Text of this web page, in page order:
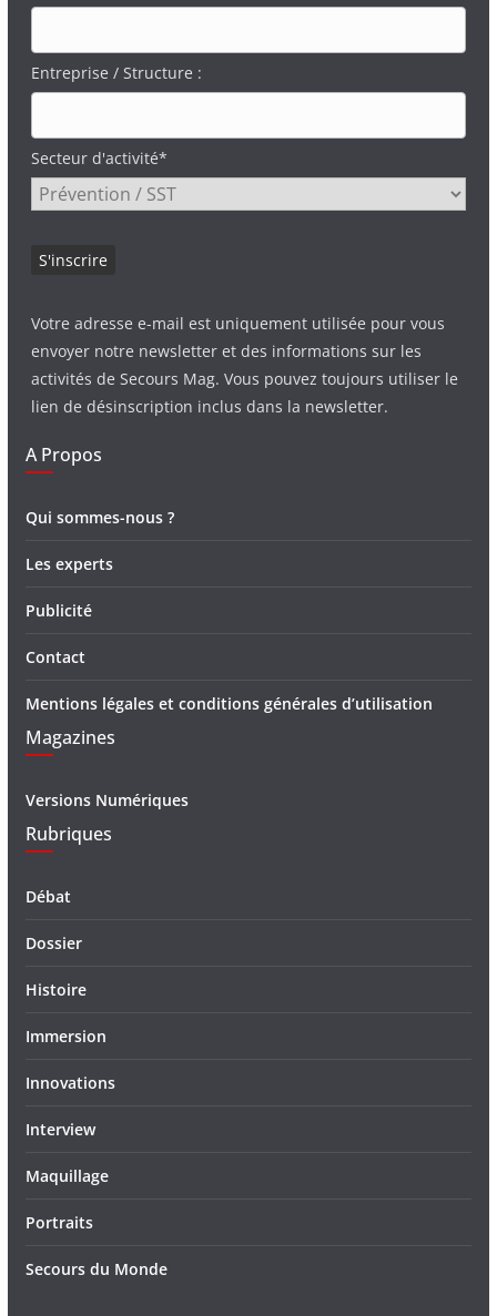
Entreprise / Structure :
Secteur d'activité*
Votre adresse e-mail est uniquement utilisée pour vous
envoyer notre newsletter et des informations sur les
activités de Secours Mag. Vous pouvez toujours utiliser le
lien de désinscription inclus dans la newsletter.
A Propos
Qui sommes-nous ?
Les experts
Publicité
Contact
Mentions légales et conditions générales d’utilisation
Magazines
Versions Numériques
Rubriques
Débat
Dossier
Histoire
Immersion
Innovations
Interview
Maquillage
Portraits
Secours du Monde